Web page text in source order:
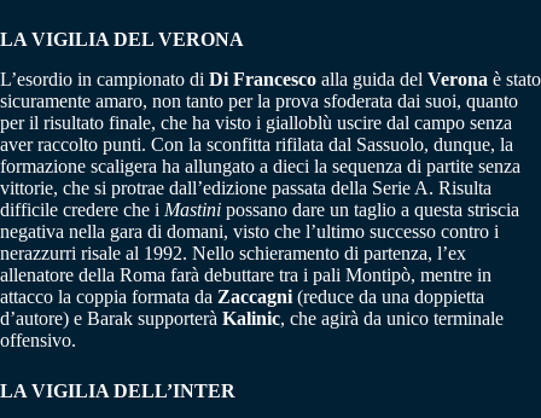
LA VIGILIA DEL VERONA
L’esordio in campionato di Di Francesco alla guida del Verona è stato
sicuramente amaro, non tanto per la prova sfoderata dai suoi, quanto
per il risultato finale, che ha visto i gialloblù uscire dal campo senza
aver raccolto punti. Con la sconfitta rifilata dal Sassuolo, dunque, la
formazione scaligera ha allungato a dieci la sequenza di partite senza
vittorie, che si protrae dall’edizione passata della Serie A. Risulta
difficile credere che i Mastini possano dare un taglio a questa striscia
negativa nella gara di domani, visto che l’ultimo successo contro i
nerazzurri risale al 1992. Nello schieramento di partenza, l’ex
allenatore della Roma farà debuttare tra i pali Montipò, mentre in
attacco la coppia formata da Zaccagni (reduce da una doppietta
d’autore) e Barak supporterà Kalinic, che agirà da unico terminale
offensivo.
LA VIGILIA DELL’INTER